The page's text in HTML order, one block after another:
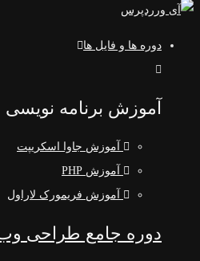
دوره ها و فایل ها
آموزش برنامه نویسی
آموزش جاوا اسکریپت
آموزش PHP
آموزش فریمورک لاراول
دوره جامع طراحی